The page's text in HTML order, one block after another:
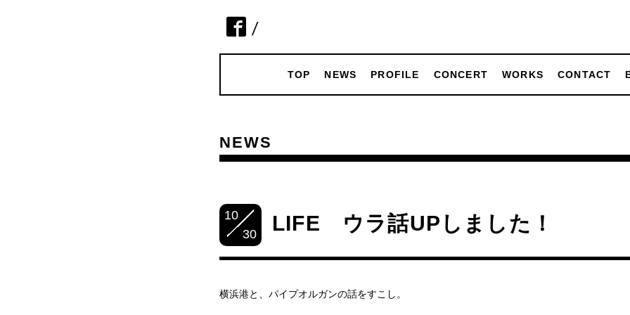
/
TOP NEWS PROFILE CONCERT WORKS CONTACT
NEWS
10
30
LIFE ウラ話UPしました！
横浜港と、パイプオルガンの話をすこし。